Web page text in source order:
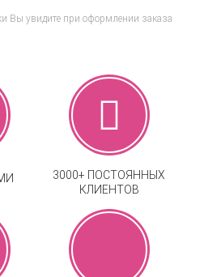
Вы увидите при оформлении заказа
3000+ ПОСТОЯННЫХ
КЛИЕНТОВ